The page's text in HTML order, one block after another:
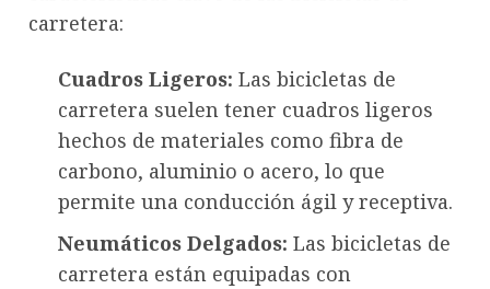
carretera:
Cuadros Ligeros: Las bicicletas de
carretera suelen tener cuadros ligeros
hechos de materiales como fibra de
carbono, aluminio o acero, lo que
permite una conducción ágil y receptiva.
Neumáticos Delgados: Las bicicletas de
carretera están equipadas con